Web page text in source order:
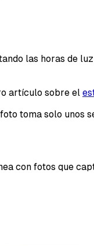
las horas de
artículo sobre el
toma solo unos
con fotos que